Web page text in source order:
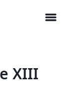
menu
XIII